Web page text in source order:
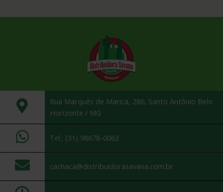
Rua Marquês de Maricá, 286, Santo Antônio Belo
Horizonte / MG
Tel.: (31) 98678-0063
cachaca@distribuidorasavana.com.br